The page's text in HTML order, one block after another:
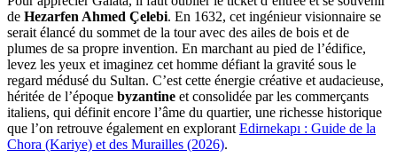
de Hezarfen Ahmed Çelebi. En 1632, cet ingénieur visionnaire se
serait élancé du sommet de la tour avec des ailes de bois et de
plumes de sa propre invention. En marchant au pied de l’édifice,
levez les yeux et imaginez cet homme défiant la gravité sous le
regard médusé du Sultan. C’est cette énergie créative et audacieuse,
héritée de l’époque byzantine et consolidée par les commerçants
italiens, qui définit encore l’âme du quartier, une richesse historique
que l’on retrouve également en explorant Edirnekapı : Guide de la
Chora (Kariye) et des Murailles (2026).